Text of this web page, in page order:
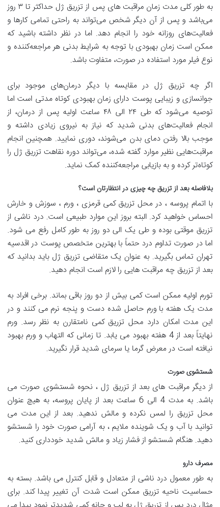
به طور کلی مدت زمان مراقبت‌ های پس از تزریق ژل حداکثر تا ۳ روز
می‌باشد و پس از آن دیگر شخص می‌تواند به راحتی تمامی کار‌ها و
فعالیت‌های روزانه خود را انجام دهد. اما در نظر داشته باشید که
ممکن است زمان بهبودی با توجه به شرایط بدنی هر مراجعه‌کننده و
نوع فیلر مورد استفاده در صورت، متفاوت باشد.
اگر چه تزریق ژل در مقایسه با دیگر درمان‌های موجود برای
جوانسازی و زیبایی پوست دارای زمان بهبودی کوتاه مدتی است اما
توصیه می‌شود که طی ۲۴ الی ۴۸ ساعت اولیه پس از درمان، از
انجام فعالیت‌های بدنی شدید که نیاز به نیروی زیادی داشته و
موجب بالا رفتن دمای بدن می‌شوند، دوری نمایید. همچنین انجام
مراقبت‌هایی نظیر موارد گفته شده، می‌تواند دوره نقاهت تزریق ژل را
کوتاه‌تر کرده و به بازیابی مراجعه‌کننده کمک نماید.
بلافاصله بعد از تزریق چه چیزی در انتظارتان است؟
با اتمام پروسه ، در محل تزریق کمی قرمزی ، ورم ، سوزش و خارش
احساس خواهید کرد. البته بروز این موارد طبیعی است. درد ناشی از
تزریق موقتی بوده و طی یک الی دو روز به طور کامل رفع می شود.
اما در صورت تداوم درد حتماً با بهترین متخصص پوست در اقدسیه
تهران تماس بگیرید. به عنوان یک متقاضی تزریق ژل باید بدانید که
بعد از تزریق چه مراقبت هایی را لازم است انجام دهید.
تورم اولیه ممکن است کمی بیش از دو روز باقی بماند. برخی افراد به
مدت یک هفته با ورم حاصل شده دست و پنجه نرم می کنند و در
این مدت امکان دارد محل تزریق کمی نامتقارن به نظر رسد. ورم
نهایتاً بعد از 4 هفته بهبود می یابد. تا زمانی که التهاب و ورم بهبود
نیافته است در معرض گرما یا سرمای شدید قرار نگیرید.
شستشوی صورت
از دیگر مراقبت های بعد از تزریق ژل ، نحوه شستشوی صورت می
باشد. به مدت 4 الی 6 ساعت بعد از پایان پروسه، به هیچ عنوان
محل تزریق را لمس نکرده و مالش ندهید. بعد از این مدت می
توانید با آب و یک شوینده ملایم ، به آرامی صورت خود را شستشو
دهید. هنگام شستشو از فشار زیاد و مالش شدید خودداری کنید.
مصرف دارو
به طور معمول درد ناشی از متعادل و قابل کنترل می باشد. بسته به
حساسیت ناحیه تزریق ممکن است شدت آن تغییر پیدا کند. برای